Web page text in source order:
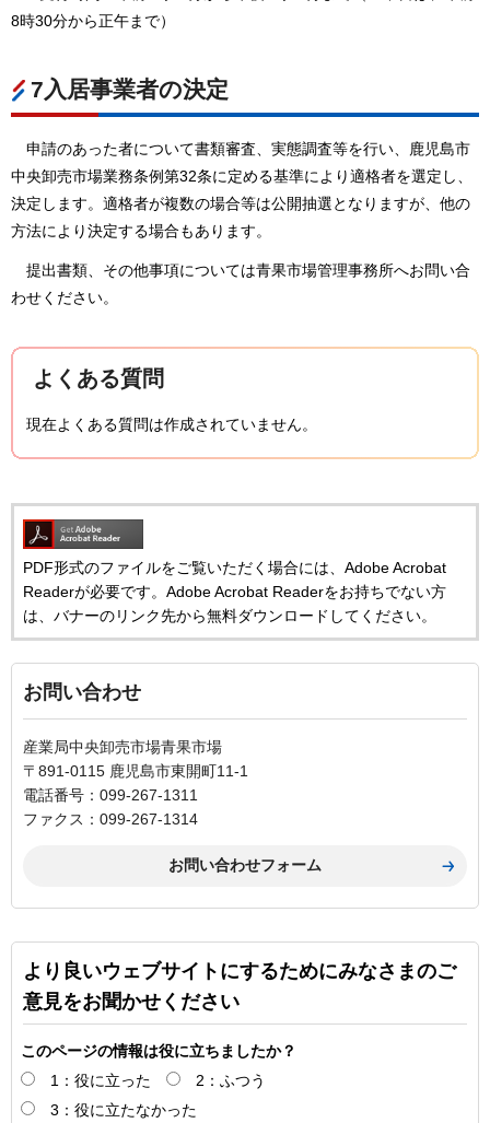
8時30分から正午まで）
7入居事業者の決定
申請のあった者について書類審査、実態調査等を行い、鹿児島市
中央卸売市場業務条例第32条に定める基準により適格者を選定し、
決定します。適格者が複数の場合等は公開抽選となりますが、他の
方法により決定する場合もあります。
提出書類、その他事項については青果市場管理事務所へお問い合
わせください。
よくある質問
現在よくある質問は作成されていません。
PDF形式のファイルをご覧いただく場合には、Adobe Acrobat
Readerが必要です。Adobe Acrobat Readerをお持ちでない方
は、バナーのリンク先から無料ダウンロードしてください。
お問い合わせ
産業局中央卸売市場青果市場
〒891-0115 鹿児島市東開町11-1
電話番号：099-267-1311
ファクス：099-267-1314
より良いウェブサイトにするためにみなさまのご
意見をお聞かせください
このページの情報は役に立ちましたか？
1：役に立った
2：ふつう
3：役に立たなかった